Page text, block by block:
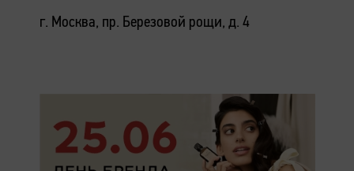
г. Москва, пр. Березовой рощи, д. 4